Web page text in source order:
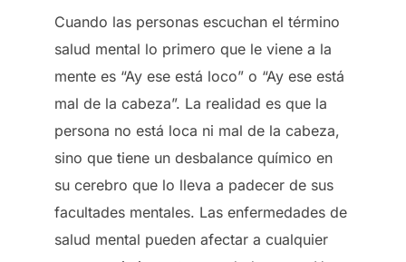
Cuando las personas escuchan el término
salud mental lo primero que le viene a la
mente es “Ay ese está loco” o “Ay ese está
mal de la cabeza”. La realidad es que la
persona no está loca ni mal de la cabeza,
sino que tiene un desbalance químico en
su cerebro que lo lleva a padecer de sus
facultades mentales. Las enfermedades de
salud mental pueden afectar a cualquier